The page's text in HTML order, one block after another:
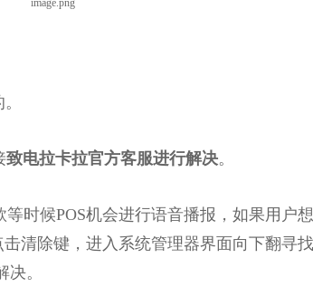
致电拉卡拉官方客服进行解决。
候POS机会进行语音播报，如果用户
清除键，进入系统管理器界面向下翻寻找
。